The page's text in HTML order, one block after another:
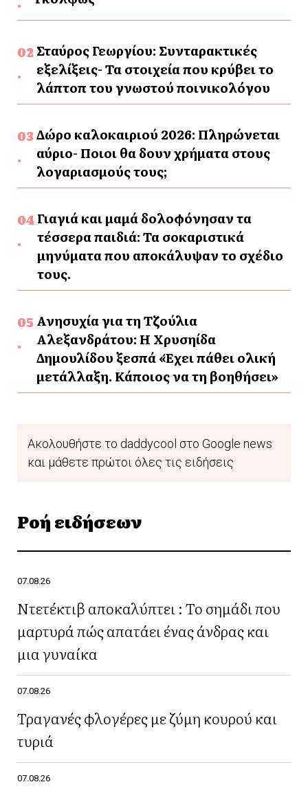
Σταύρος Γεωργίου: Συνταρακτικές
εξελίξεις- Τα στοιχεία που κρύβει το
λάπτοπ του γνωστού ποινικολόγου
Δώρο καλοκαιριού 2026: Πληρώνεται
αύριο- Ποιοι θα δουν χρήματα στους
λογαριασμούς τους;
Γιαγιά και μαμά δολοφόνησαν τα
τέσσερα παιδιά: Τα σοκαριστικά
μηνύματα που αποκάλυψαν το σχέδιο
τους.
Ανησυχία για τη Τζούλια
Αλεξανδράτου: Η Χρυσηίδα
Δημουλίδου ξεσπά «Έχει πάθει ολική
μετάλλαξη. Κάποιος να τη βοηθήσει»
Ακολουθήστε το daddycool στο Google news
και μάθετε πρώτοι όλες τις ειδήσεις
Ροή ειδήσεων
07.08.26
Ντετέκτιβ αποκαλύπτει : Το σημάδι που
μαρτυρά πώς απατάει ένας άνδρας και
μια γυναίκα
07.08.26
Τραγανές φλογέρες με ζύμη κουρού και
τυριά
07.08.26